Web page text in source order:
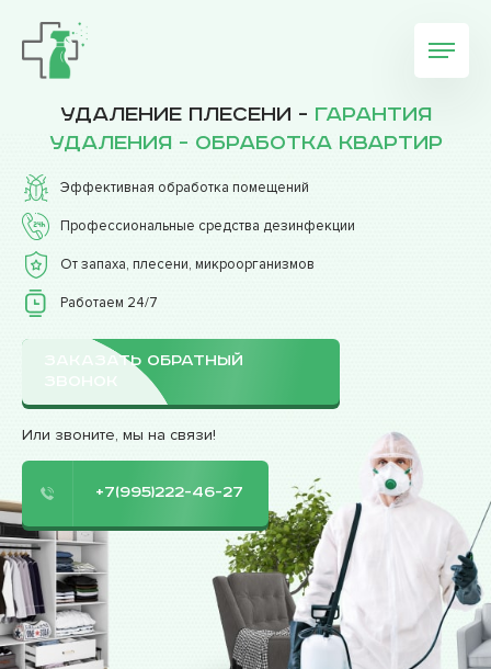
Удаление плесени - гарантия
удаления - обработка квартир
Эффективная обработка помещений
Профессиональные средства дезинфекции
От запаха, плесени, микроорганизмов
Работаем 24/7
ЗАКАЗАТЬ ОБРАТНЫЙ
ЗВОНОК
Или звоните, мы на связи!
+7(995)222-46-27